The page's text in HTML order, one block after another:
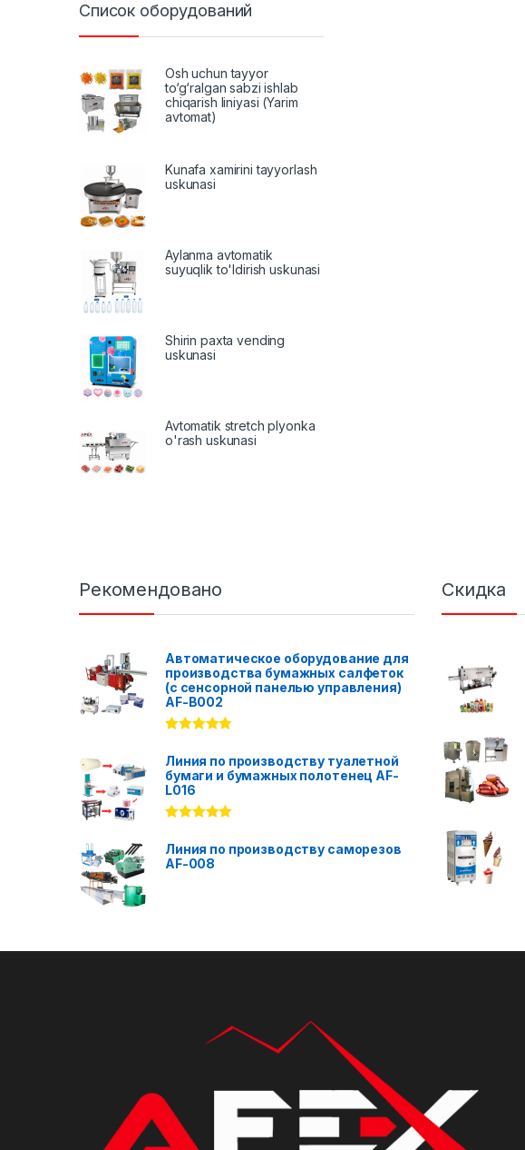
Список оборудований
Osh uchun tayyor
to‘g‘ralgan sabzi ishlab
chiqarish liniyasi (Yarim
avtomat)
Kunafa xamirini tayyorlash
uskunasi
Aylanma avtomatik
suyuqlik to'ldirish uskunasi
Shirin paxta vending
uskunasi
Avtomatik stretch plyonka
o'rash uskunasi
Рекомендовано
Автоматическое оборудование для
производства бумажных салфеток
(с сенсорной панелью управления)
AF-B002
out of 5
Линия по производству туалетной
бумаги и бумажных полотенец AF-
L016
out of 5
Линия по производству саморезов
AF-008
Скидка